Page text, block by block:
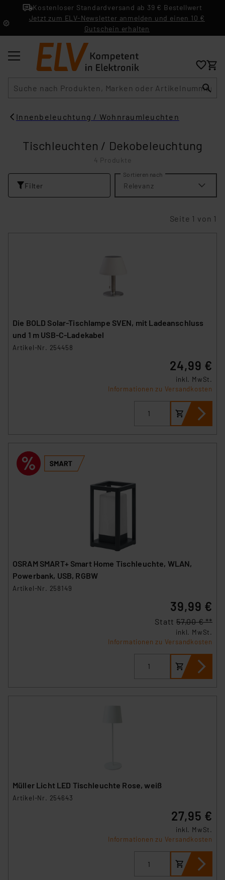
Kostenloser Standardversand ab 39 € Bestellwert
Jetzt zum ELV-Newsletter anmelden und einen 10 €
Gutschein erhalten
Innenbeleuchtung / Wohnraumleuchten
Tischleuchten / Dekobeleuchtung
4 Produkte
Filter
Sortieren nach
Relevanz
Seite 1 von 1
Die BOLD Solar-Tischlampe SVEN, mit Ladeanschluss
und 1 m USB-C-Ladekabel
Artikel-Nr. 254458
24,99 €
inkl. MwSt.
Informationen zu Versandkosten
OSRAM SMART+ Smart Home Tischleuchte, WLAN,
Powerbank, USB, RGBW
Artikel-Nr. 258149
39,99 €
Statt 57,00 € **
inkl. MwSt.
Informationen zu Versandkosten
Müller Licht LED Tischleuchte Rose, weiß
Artikel-Nr. 254643
27,95 €
inkl. MwSt.
Informationen zu Versandkosten